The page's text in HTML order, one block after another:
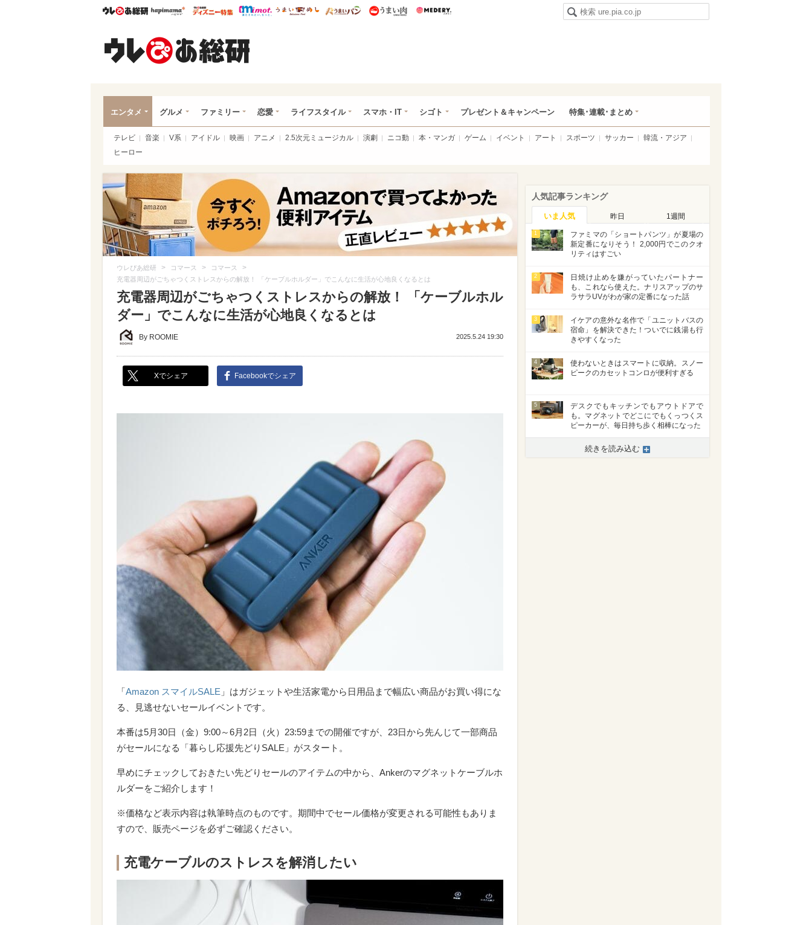
ウレぴあ総研ハピママ* ウレぴあ総研 ディズニー特集
mimot. うまいめし うまいパン うまい肉
エンタメ グルメ ファミリー 恋愛 ライフスタイル スマホ・IT シゴト プレゼント＆キャンペーン 特集･連載･まとめ
テレビ 音楽 V系 アイドル 映画 アニメ 2.5次元ミュージカル 演劇 ニコ動 本・マンガ ゲーム イベント アート スポーツ サッカー
韓流・アジア
ヒーロー
ウレぴあ総研 > コマース > コマース >
充電器周辺がごちゃつくストレスからの解放！ 「ケーブルホルダー」でこんなに生活が心地良くなるとは
充電器周辺がごちゃつくストレスからの解放！ 「ケーブルホル
ダー」でこんなに生活が心地良くなるとは
By ROOMIE 2025.5.24 19:30
Xでシェア Facebookでシェア
「Amazon スマイルSALE 」はガジェットや生活家電から日用品まで幅広い商品がお買い得にな
る、見逃せないセールイベントです。
本番は5月30日（金）9:00～6月2日（火）23:59までの開催ですが、23日から先んじて一部商品
がセールになる「暮らし応援先どりSALE」がスタート。
早めにチェックしておきたい先どりセールのアイテムの中から、Ankerのマグネットケーブルホ
ルダーをご紹介します！
※価格など表示内容は執筆時点のものです。期間中でセール価格が変更される可能性もありま
すので、販売ページを必ずご確認ください。
充電ケーブルのストレスを解消したい
人気記事ランキング
いま人気 昨日 1週間
1
ファミマの「ショートパンツ」が夏場の
新定番になりそう！ 2,000円でこのクオ
リティはすごい
2
日焼け止めを嫌がっていたパートナー
も、これなら使えた。ナリスアップのサ
ラサラUVがわが家の定番になった話
3
イケアの意外な名作で「ユニットバスの
宿命」を解決できた！ついでに銭湯も行
きやすくなった
4
使わないときはスマートに収納。スノー
ピークのカセットコンロが便利すぎる
5
デスクでもキッチンでもアウトドアで
も。マグネットでどこにでもくっつくス
ピーカーが、毎日持ち歩く相棒になった
続きを読み込む